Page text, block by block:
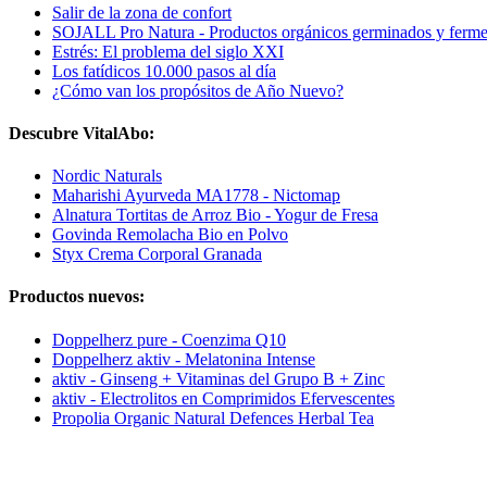
Salir de la zona de confort
SOJALL Pro Natura - Productos orgánicos germinados y
Estrés: El problema del siglo XXI
Los fatídicos 10.000 pasos al día
¿Cómo van los propósitos de Año Nuevo?
Descubre VitalAbo:
Nordic Naturals
Maharishi Ayurveda MA1778 - Nictomap
Alnatura Tortitas de Arroz Bio - Yogur de Fresa
Govinda Remolacha Bio en Polvo
Styx Crema Corporal Granada
Productos nuevos:
Doppelherz pure - Coenzima Q10
Doppelherz aktiv - Melatonina Intense
aktiv - Ginseng + Vitaminas del Grupo B + Zinc
aktiv - Electrolitos en Comprimidos Efervescentes
Propolia Organic Natural Defences Herbal Tea